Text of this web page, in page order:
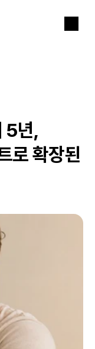
5년,
로 확장된